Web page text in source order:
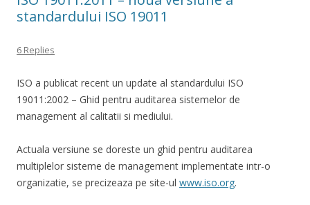
standardului ISO 19011
6 Replies
ISO a publicat recent un update al standardului ISO
19011:2002 – Ghid pentru auditarea sistemelor de
management al calitatii si mediului.
Actuala versiune se doreste un ghid pentru auditarea
multiplelor sisteme de management implementate intr-o
organizatie, se precizeaza pe site-ul www.iso.org.